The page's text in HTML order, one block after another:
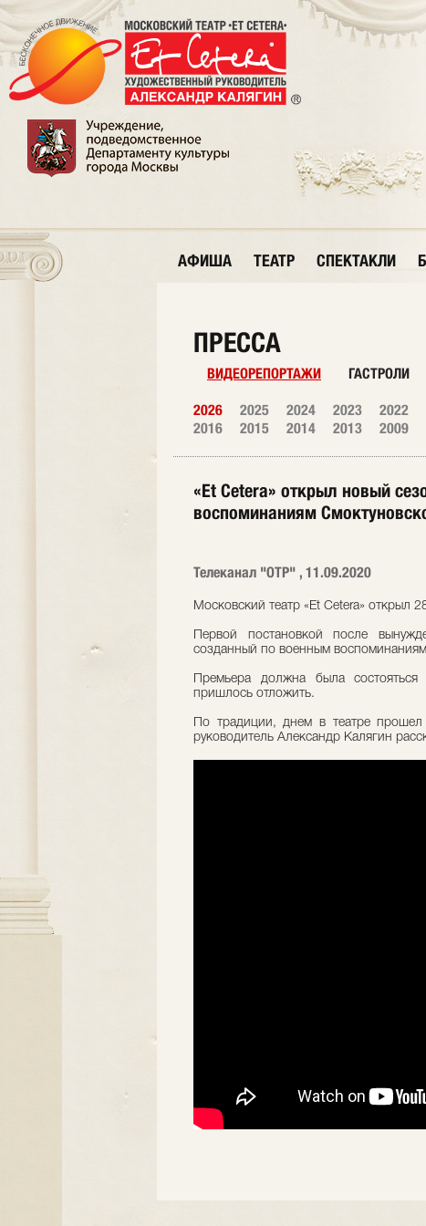
АФИША ТЕАТР СПЕКТАКЛИ
ПРЕССА
ВИДЕОРЕПОРТАЖИ ГАСТРОЛИ
2026 2025 2024 2023 2022
2016
2015 2014 2013 2009
«Et Cetera» открыл новый
воспоминаниям
Телеканал "ОТР" , 11.09.2020
Московский театр «Et Cetera» открыл
Первой постановкой после
созданный по военным
Премьера должна была
пришлось отложить.
По традиции, днем в театре
руководитель Александр Калягин